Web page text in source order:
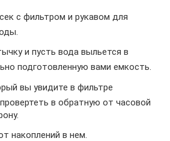
с фильтром и рукавом для
и пусть вода выльется в
подготовленную вами емкость.
вы увидите в фильтре
в обратную от часовой
накоплений в нем.